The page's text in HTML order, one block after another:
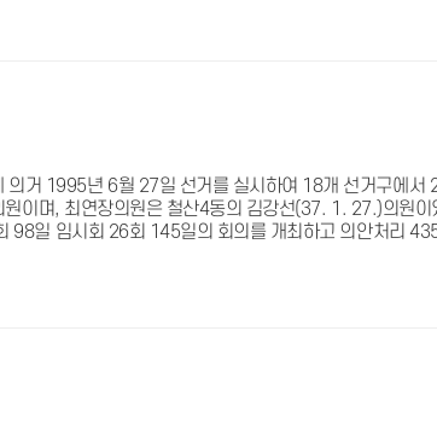
의거 1995년 6월 27일 선거를 실시하여 18개 선거구에
이며, 최연장의원은 철산4동의 김강선(37. 1. 27.)의원이
98일 임시회 26회 145일의 회의를 개최하고 의안처리